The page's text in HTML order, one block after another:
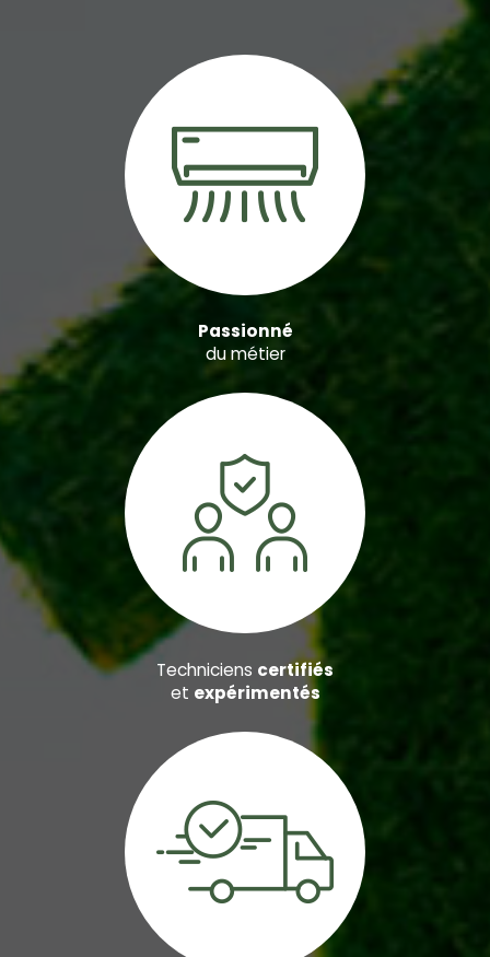
Passionné
du métier
Techniciens certifiés
et expérimentés